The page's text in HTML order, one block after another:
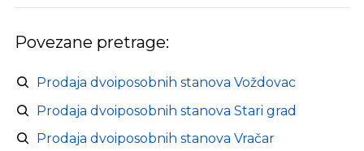
Povezane pretrage:
Prodaja dvoiposobnih stanova Voždovac
Prodaja dvoiposobnih stanova Stari grad
Prodaja dvoiposobnih stanova Vračar